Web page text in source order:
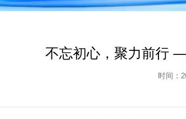
不忘初心，聚力前行
时间：